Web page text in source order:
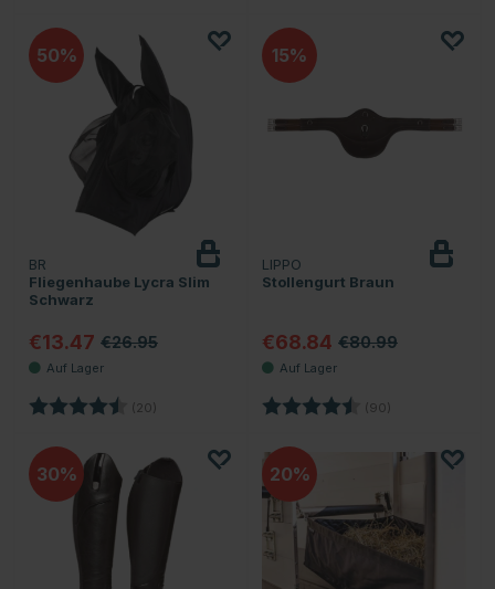
50
BR
Fliegenhaube Lycra Slim
Schwarz
€13.47 €26.95
Bewertung: (20) 4.8 von 5 Sternen
15
LIPPO
Stollengurt Braun
€68.84 €80.99
Bewertung: (90)
30 20